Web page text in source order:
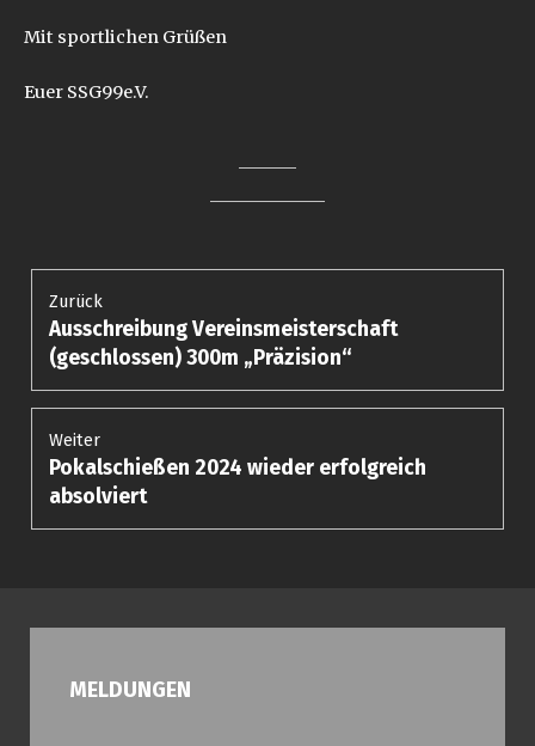
Mit sportlichen Grüßen
Euer SSG99e.V.
Beitragsnavigation
Zurück
Vorheriger
Beitrag:
Ausschreibung Vereinsmeisterschaft
(geschlossen) 300m „Präzision“
Weiter
Nächster
Beitrag:
Pokalschießen 2024 wieder erfolgreich
absolviert
MELDUNGEN